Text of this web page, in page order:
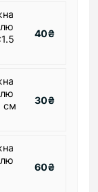
40₴
см
30₴
60₴